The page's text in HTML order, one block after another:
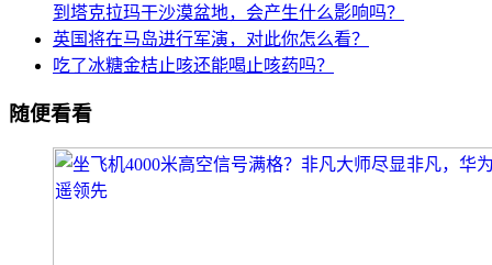
到塔克拉玛干沙漠盆地，会产生什么影响吗？
英国将在马岛进行军演，对此你怎么看？
吃了冰糖金桔止咳还能喝止咳药吗？
随便看看